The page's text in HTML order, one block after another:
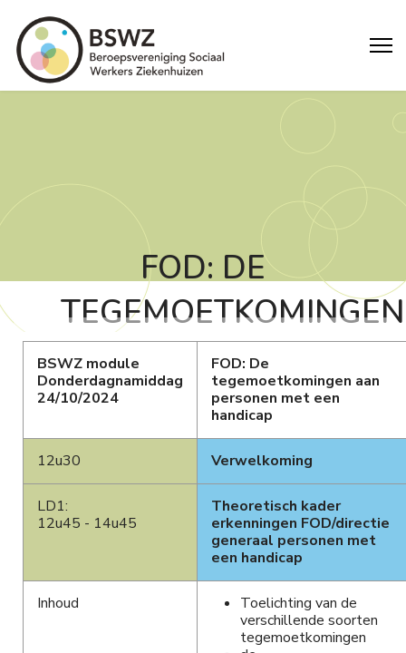
FOD: DE
TEGEMOETKOMINGEN
AAN PERSONEN
MET EEN
HANDICAP
BSWZ module
Donderdagnamiddag
24/10/2024
FOD: De
tegemoetkomingen aan
personen met een
handicap
12u30 Verwelkoming
LD1:
12u45 - 14u45
Theoretisch kader
erkenningen FOD/directie
generaal personen met
een handicap
Inhoud
Toelichting van de
verschillende soorten
tegemoetkomingen